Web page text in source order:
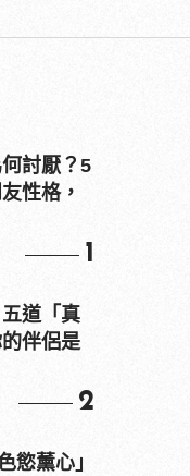
討厭？5
性格，
1
道「真
伴侶是
2
慾薰心」